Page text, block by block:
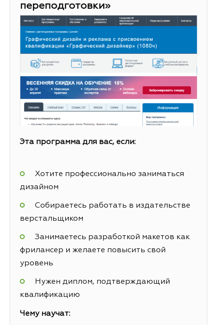
переподготовки»
Эта программа для вас, если:
Хотите профессионально заниматься
дизайном
Собираетесь работать в издательстве
верстальщиком
Занимаетесь разработкой макетов как
фрилансер и желаете повысить свой
уровень
Нужен диплом, подтверждающий
квалификацию
Чему научат: